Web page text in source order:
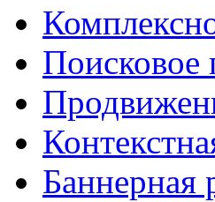
Поисковое
Баннерная